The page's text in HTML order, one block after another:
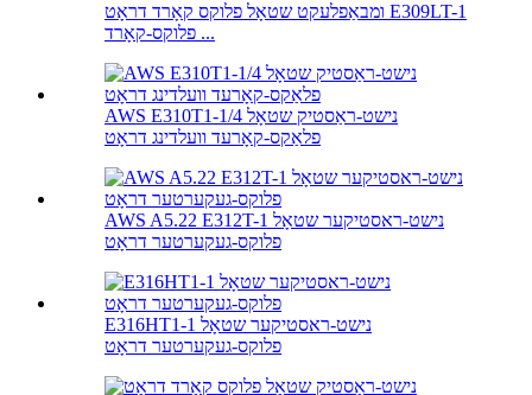
ומבאַפלעקט שטאָל פלוקס קאָרד דראָט E309LT-1
פלוקס-קאָרד ...
AWS E310T1-1/4 נישט-ראַסטיק שטאָל
פלאַקס-קאָרעד וועלדינג דראָט
AWS A5.22 E312T-1 נישט-ראסטיקער שטאָל
פלוקס-געקערטער דראָט
E316HT1-1 נישט-ראסטיקער שטאָל
פלוקס-געקערטער דראָט